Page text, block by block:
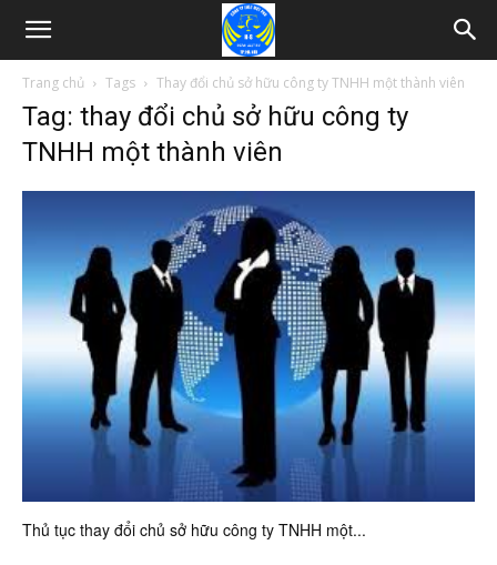
Trang chủ Tags Thay đổi chủ sở hữu công ty TNHH một thành viên
Tag: thay đổi chủ sở hữu công ty
TNHH một thành viên
Thủ tục thay đổi chủ sở hữu công ty TNHH một...